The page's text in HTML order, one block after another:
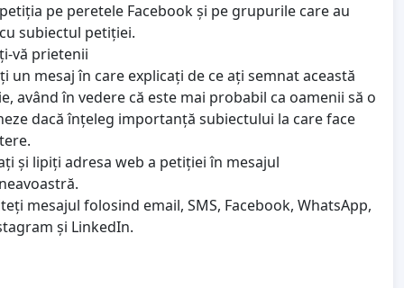
pe peretele Facebook și pe grupurile care au
subiectul petiției.
vă prietenii
un mesaj în care explicați de ce ați semnat această
având în vedere că este mai probabil ca oamenii să o
dacă înțeleg importanță subiectului la care face
și lipiți adresa web a petiției în mesajul
mesajul folosind email, SMS, Facebook, WhatsApp,
și LinkedIn.